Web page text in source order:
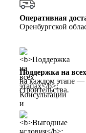
Оперативная
Оренбургской
Поддержка на
на каждом этапе —
строительства.